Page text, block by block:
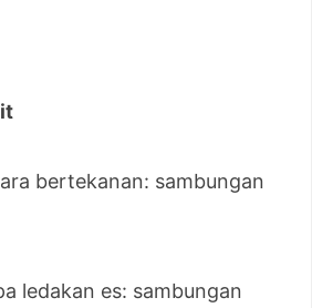
bertekanan: sambungan
ledakan es: sambungan